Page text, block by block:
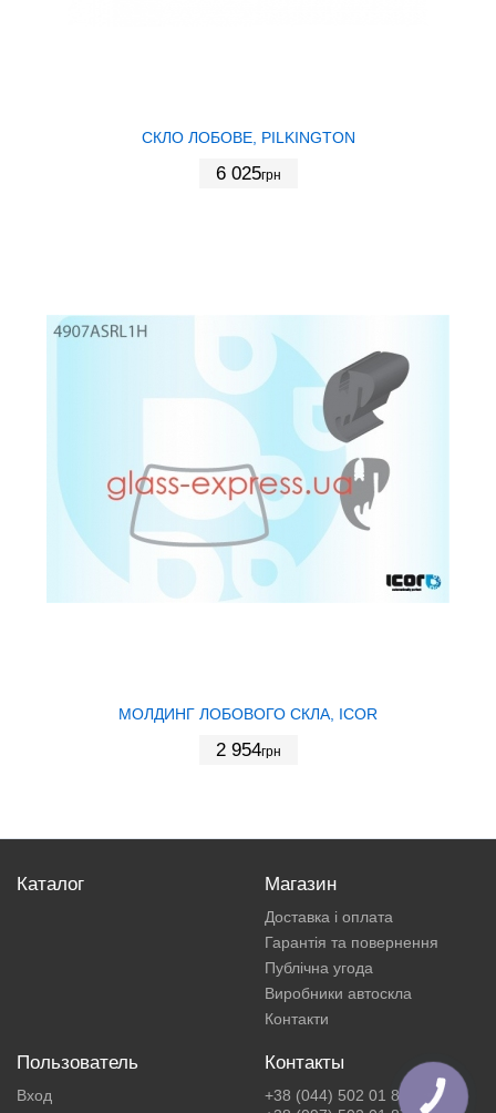
СКЛО ЛОБОВЕ, PILKINGTON
6 025грн
МОЛДИНГ ЛОБОВОГО СКЛА, ICOR
2 954грн
Каталог Магазин
Доставка і оплата
Гарантія та повернення
Публічна угода
Виробники автоскла
Контакти
Пользователь
Вход
Контакты
+38 (044) 502 01 87
КНОПКА
ЗВ'ЯЗКУ